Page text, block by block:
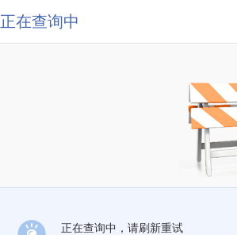
正在查询中
正在查询中，请刷新重试